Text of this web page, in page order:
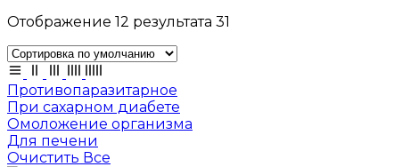
Отображение 12 результата 31
Противопаразитарное
При сахарном диабете
Омоложение организма
Для печени
Очистить Все